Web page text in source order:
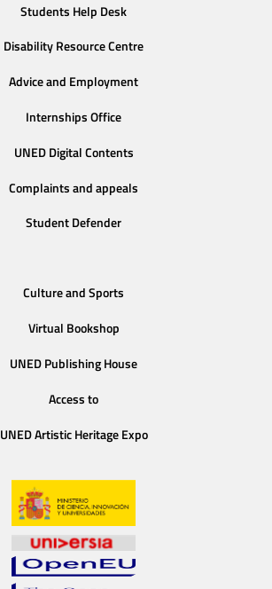
Students Help Desk
Disability Resource Centre
Advice and Employment
Internships Office
UNED Digital Contents
Complaints and appeals
Student Defender
Culture and Sports
Virtual Bookshop
UNED Publishing House
Access to
UNED Artistic Heritage Expo